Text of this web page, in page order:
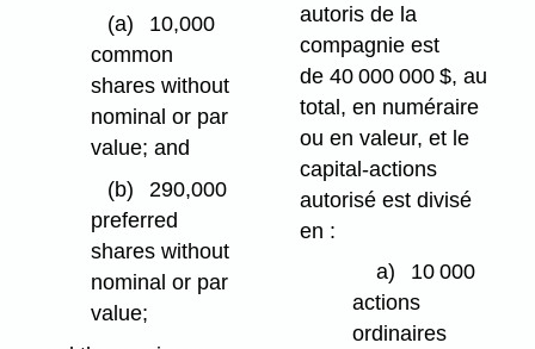
(a)
10,000
common
shares without
nominal or par
value; and
(b)
290,000
preferred
shares without
nominal or par
value;
autoris de la
compagnie est
de 40 000 000 $, au
total, en numéraire
ou en valeur, et le
capital-actions
autorisé est divisé
en :
a)
10 000
actions
ordinaires